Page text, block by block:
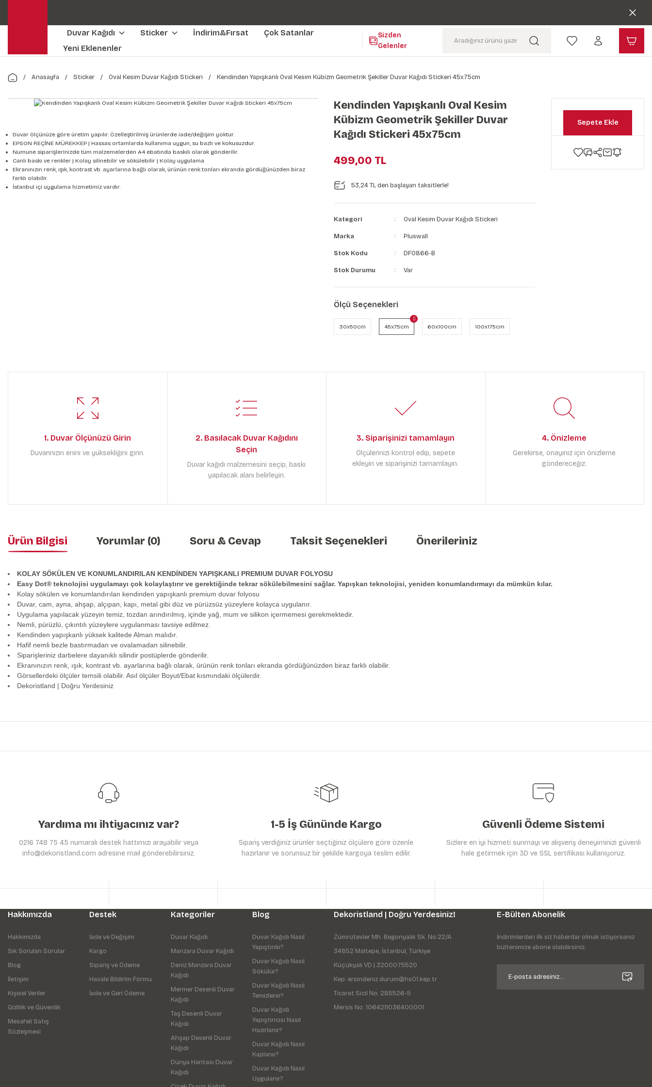
Kendinden Yapışkanlı Kolay Uygulanan Duvar Kağıtları😇
Duvar Kağıdı Sticker İndirim&Fırsat
Çok Satanlar
Yeni Eklenenler
Sizden
Gelenler
Anasayfa Sticker Oval Kesim Duvar Kağıdı Stickeri Kendinden Yapışkanlı Oval Kesim Kübizm Geometrik Şekiller Duvar Kağıdı Stickeri 45x75cm
Duvar ölçünüze göre üretim yapılır. Özelleştirilmiş ürünlerde iade/değişim yoktur.
EPSON REÇİNE MÜREKKEP | Hassas ortamlarda kullanıma uygun, su bazlı ve kokusuzdur.
Numune siparişlerinizde tüm malzemelerden A4 ebatında baskılı olarak gönderilir.
Canlı baskı ve renkler | Kolay silinebilir ve sökülebilir | Kolay uygulama
Ekranınızın renk, ışık, kontrast vb. ayarlarına bağlı olarak, ürünün renk tonları ekranda gördüğünüzden biraz
farklı olabilir.
İstanbul içi uygulama hizmetimiz vardır.
Kendinden Yapışkanlı Oval Kesim
Kübizm Geometrik Şekiller Duvar
Kağıdı Stickeri 45x75cm
499,00 TL
53,24 TL den başlayan taksitlerle!
Kategori Oval Kesim Duvar Kağıdı Stickeri
Marka Pluswall
Stok Kodu DF0866-B
Stok Durumu Var
Ölçü Seçenekleri
30x50cm 45x75cm 60x100cm 100x175cm
Sepete Ekle
1. Duvar Ölçünüzü Girin
Duvarınızın enini ve yüksekliğini girin.
2. Basılacak Duvar Kağıdını
Seçin
Duvar kağıdı malzemesini seçip, baskı
yapılacak alanı belirleyin.
3. Siparişinizi tamamlayın
Ölçülerinizi kontrol edip, sepete
ekleyin ve siparişinizi tamamlayın.
4. Önizleme
Gerekirse, onayınız için önizleme
göndereceğiz.
Ürün Bilgisi Yorumlar (0) Soru & Cevap Taksit Seçenekleri Önerileriniz
KOLAY SÖKÜLEN VE KONUMLANDIRILAN KENDİNDEN YAPIŞKANLI PREMIUM DUVAR FOLYOSU
Easy Dot® teknolojisi uygulamayı çok kolaylaştırır ve gerektiğinde tekrar sökülebilmesini sağlar. Yapışkan teknolojisi, yeniden konumlandırmayı da mümkün kılar.
Kolay sökülen ve konumlandırılan kendinden yapışkanlı premium duvar folyosu
Duvar, cam, ayna, ahşap, alçıpan, kapı, metal gibi düz ve pürüzsüz yüzeylere kolayca uygulanır.
Uygulama yapılacak yüzeyin temiz, tozdan arındırılmış, içinde yağ, mum ve silikon içermemesi gerekmektedir.
Nemli, pürüzlü, çıkıntılı yüzeylere uygulanması tavsiye edilmez.
Kendinden yapışkanlı yüksek kalitede Alman malıdır.
Hafif nemli bezle bastırmadan ve ovalamadan silinebilir.
Siparişleriniz darbelere dayanıklı silindir postüplerde gönderilir.
Ekranınızın renk, ışık, kontrast vb. ayarlarına bağlı olarak, ürünün renk tonları ekranda gördüğünüzden biraz farklı olabilir.
Görsellerdeki ölçüler temsili olabilir. Asıl ölçüler Boyut/Ebat kısmındaki ölçülerdir.
Dekoristland | Doğru Yerdesiniz
Bu ürüne benzer farklı alternatifler olmalı.
Gönder
Yardıma mı ihtiyacınız var?
0216 748 75 45 numaralı destek hattımızı arayabilir veya
info@dekoristland.com adresine mail gönderebilirsiniz.
1-5 İş Gününde Kargo
Sipariş verdiğiniz ürünler seçtiğiniz ölçülere göre özenle
hazırlanır ve sorunsuz bir şekilde kargoya teslim edilir.
Güvenli Ödeme Sistemi
Sizlere en iyi hizmeti sunmayı ve alışveriş deneyiminizi güvenli
hale getirmek için 3D ve SSL sertifikası kullanıyoruz.
Hakkımızda
Hakkımızda
Sık Sorulan Sorular
Blog
İletişim
Kişisel Veriler
Gizlilik ve Güvenlik
Mesafeli Satış
Sözleşmesi
Destek
İade ve Değişim
Kargo
Sipariş ve Ödeme
Havale Bildirim Formu
İade ve Geri Ödeme
Kategoriler
Duvar Kağıdı
Manzara Duvar Kağıdı
Deniz Manzara Duvar
Kağıdı
Mermer Desenli Duvar
Kağıdı
Taş Desenli Duvar
Kağıdı
Ahşap Desenli Duvar
Kağıdı
Dünya Haritası Duvar
Kağıdı
Blog
Duvar Kağıdı Nasıl
Yapıştırılır?
Duvar Kağıdı Nasıl
Sökülür?
Duvar Kağıdı Nasıl
Temizlenir?
Duvar Kağıdı
Yapıştırıcısı Nasıl
Hazırlanır?
Duvar Kağıdı Nasıl
Kaplanır?
Duvar Kağıdı Nasıl
Uygulanır?
Dekoristland | Doğru Yerdesiniz!
Zümrütevler Mh. Begonyalık Sk. No:22/A
34852 Maltepe, İstanbul, Türkiye
Küçükyalı VD | 3200075520
Kep: ersindeniz.durum@hs01.kep.tr
Ticaret Sicil No: 285526-5
Mersis No: 1064211036400001
E-Bülten Abonelik
İndirimlerden ilk siz haberdar olmak istiyorsanız
bültenimize abone olabilirsiniz.